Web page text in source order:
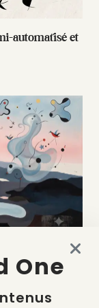
automatisé et
d’une marque
One